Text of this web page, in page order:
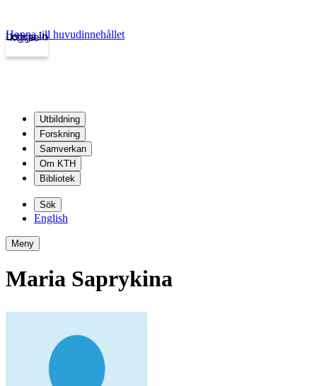
kth.se
Logga in
Hoppa till huvudinnehållet
Utbildning
Forskning
Samverkan
Om KTH
Bibliotek
Sök
English
Meny
Maria Saprykina